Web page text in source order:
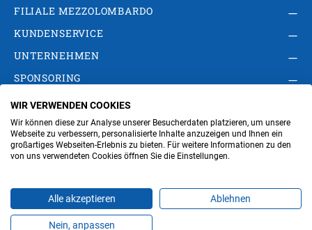
FILIALE MEZZOLOMBARDO
KUNDENSERVICE
UNTERNEHMEN
SPONSORING
AGB Privacy Policy
Impressum
Cookie-Einstellungen ändern
Verwaltung
WIR VERWENDEN COOKIES
Wir können diese zur Analyse unserer Besucherdaten platzieren, um unsere
Webseite zu verbessern, personalisierte Inhalte anzuzeigen und Ihnen ein
großartiges Webseiten-Erlebnis zu bieten. Für weitere Informationen zu den
von uns verwendeten Cookies öffnen Sie die Einstellungen.
Alle akzeptieren Ablehnen
Nein, anpassen